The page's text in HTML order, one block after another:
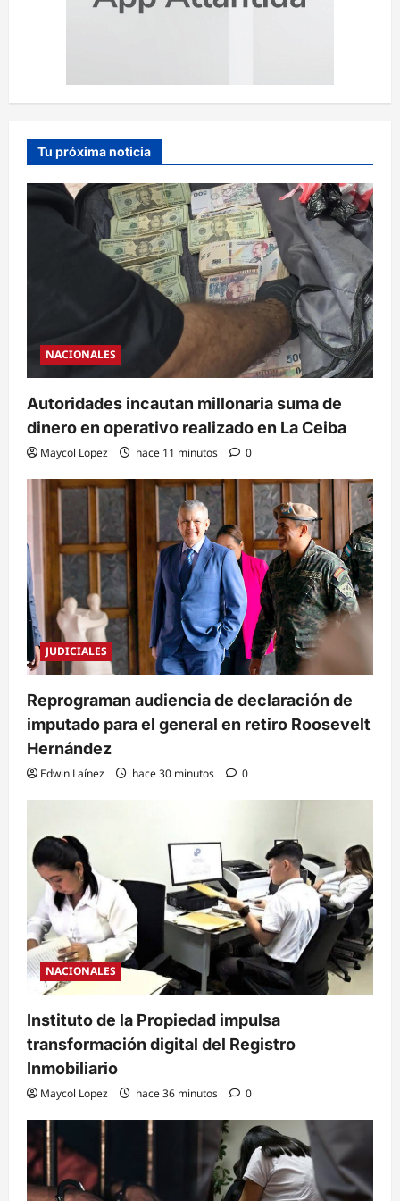
Tu próxima noticia
NACIONALES
Autoridades incautan millonaria suma de
dinero en operativo realizado en La Ceiba
Maycol Lopez hace 11 minutos 0
JUDICIALES
Reprograman audiencia de declaración de
imputado para el general en retiro Roosevelt
Hernández
Edwin Laínez hace 30 minutos 0
NACIONALES
Instituto de la Propiedad impulsa
transformación digital del Registro
Inmobiliario
Maycol Lopez hace 36 minutos 0